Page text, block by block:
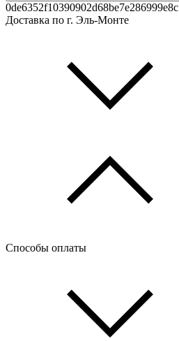
0de6352f10390902d68be7e286999e8c
Доставка по г. Эль-Монте
Способы оплаты